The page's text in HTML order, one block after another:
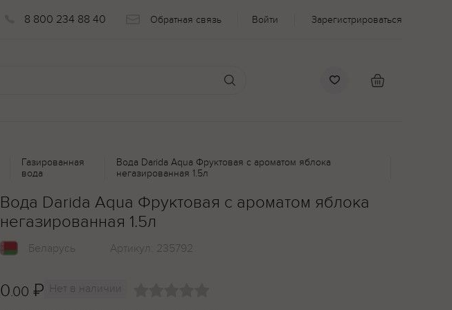
8 800 234 88 40 Обратная связь Войти Зарегистрироваться
Газированная
вода
Вода Darida Aqua Фруктовая с ароматом яблока
негазированная 1.5л
Вода Darida Aqua Фруктовая с ароматом яблока
негазированная 1.5л
Беларусь Артикул: 235792
0.00 ₽ Нет в наличии